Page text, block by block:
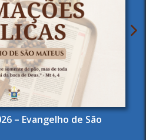
– Evangelho de São